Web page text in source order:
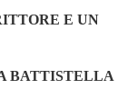
E UN
BATTISTELLA